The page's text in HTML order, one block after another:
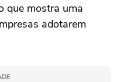
que mostra uma
adotarem